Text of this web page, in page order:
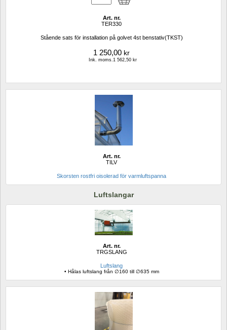
Art. nr.
TER330
Stående sats för installation på golvet 4st benstativ(TKST)
1 250,00 kr
Ink. moms.1 562,50 kr
Art. nr.
TILV
Skorsten rostfri oisolerad för varmluftspanna
Luftslangar
Art. nr.
TRGSLANG
Luftslang
• Hålas luftslang från ∅160 till ∅635 mm